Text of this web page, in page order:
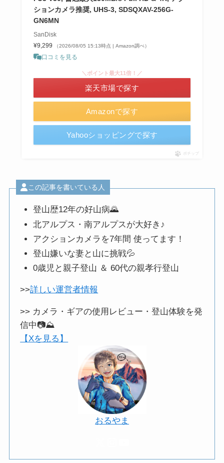
ションカメラ推奨, UHS-3, SDSQXAV-256G-
GN6MN
SanDisk
¥9,299
（2026/08/05 15:13時点 | Amazon調べ）
口コミを見る
Amazonで探す
＼ポイント最大11倍！／
楽天市場で探す
Yahooショッピングで探す
ポチップ
この記事を書いている人
登山歴12年の好山病🌄
北アルプス・南アルプスが大好き♪
アクションカメラを7年間 使ってます！
登山嫌いな妻と山に挑戦💦
0歳児と親子登山 ＆ 60代の親孝行登山
>>詳しい運営者情報
>> カメラ・ギアの使用レビュー・登山体験を発
信中📷️⛰️
【Xを見る】
おるやま